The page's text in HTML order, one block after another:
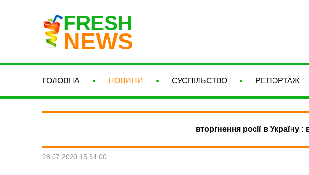
FRESH
NEWS
ГОЛОВНА НОВИНИ СУСПІЛЬСТВО РЕПОРТАЖ
вторгнення росії в Україну :
28.07.2020 15:54:00